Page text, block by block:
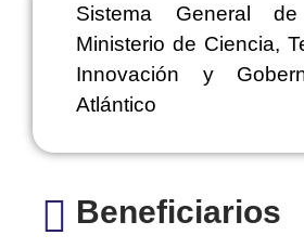
Sistema General
Ministerio de Ciencia,
Innovación y
Atlántico
Beneficiarios